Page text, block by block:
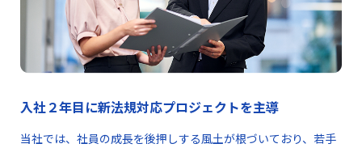
入社２年目に新法規対応プロジェクトを主導
当社では、社員の成長を後押しする風土が根づいており、若手